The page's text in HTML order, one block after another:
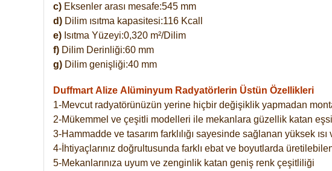
c) Eksenler arası mesafe:545 mm
d) Dilim ısıtma kapasitesi:116 Kcall
e) Isıtma Yüzeyi:0,320 m²/Dilim
f) Dilim Derinliği:60 mm
g) Dilim genişliği:40 mm
Duffmart Alize Alüminyum Radyatörlerin Üstün Özellikleri
1-Mevcut radyatörünüzün yerine hiçbir değişiklik yapmadan
2-Mükemmel ve çeşitli modelleri ile mekanlara güzellik katan
3-Hammadde ve tasarım farklılığı sayesinde sağlanan yüksek ısı
4-İhtiyaçlarınız doğrultusunda farklı ebat ve boyutlarda
5-Mekanlarınıza uyum ve zenginlik katan geniş renk çeşitliliği